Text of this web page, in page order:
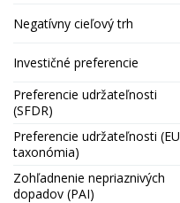
Negatívny cieľový trh
Investičné preferencie
Preferencie udržateľnosti
(SFDR)
Preferencie udržateľnosti (EU
taxonómia)
Zohľadnenie nepriaznivých
dopadov (PAI)